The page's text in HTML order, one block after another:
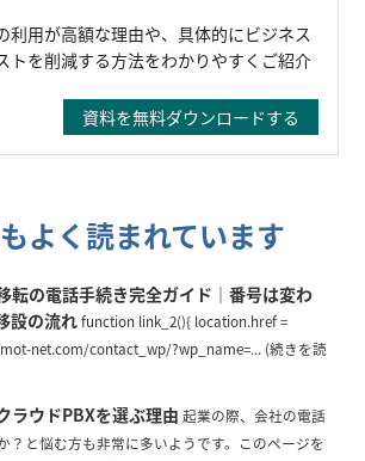
利用が高額な理由や、具体的にビジネス
トを削減する方法をわかりやすくご紹介
資料を無料ダウンロードする
よく読まれています
転の電話手続き完全ガイド｜番号は変わ
設の流れfunction link_2(){ location.href =
net.com/contact_wp/?wp_name=... (続きを読
ラウドPBXを選ぶ理由 起業の際、会社の電話
？と悩む方も非常に多いようです。このページを